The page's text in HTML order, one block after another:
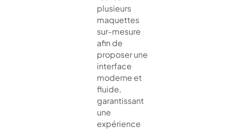
plusieurs
maquettes
sur-mesure
afin de
proposer une
interface
moderne et
fluide,
garantissant
une
expérience